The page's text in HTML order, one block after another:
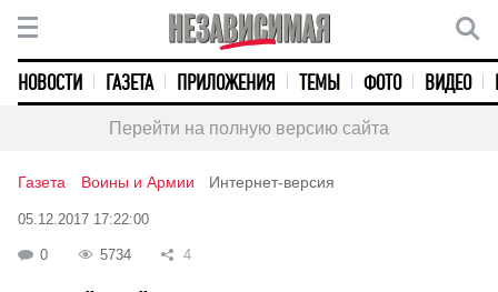
НОВОСТИ ГАЗЕТА ПРИЛОЖЕНИЯ ТЕМЫ ФОТО ВИДЕО
Перейти на полную версию сайта
Газета Воины и Армии Интернет-версия
05.12.2017 17:22:00
0 5734 4